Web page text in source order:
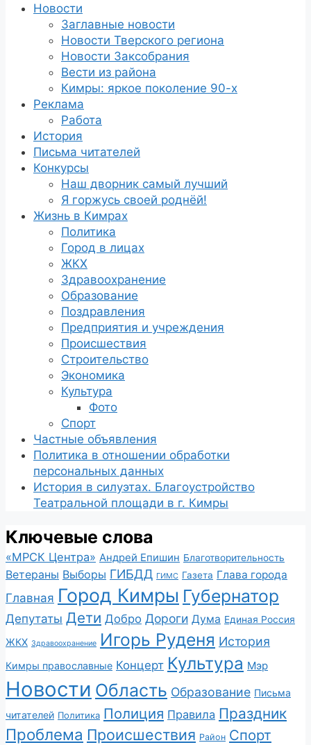
Новости
Заглавные новости
Новости Тверского региона
Новости Заксобрания
Вести из района
Кимры: яркое поколение 90-х
Реклама
Работа
История
Письма читателей
Конкурсы
Наш дворник самый лучший
Я горжусь своей роднёй!
Жизнь в Кимрах
Политика
Город в лицах
ЖКХ
Здравоохранение
Образование
Поздравления
Предприятия и учреждения
Происшествия
Строительство
Экономика
Культура
Фото
Спорт
Частные объявления
Политика в отношении обработки
персональных данных
История в силуэтах. Благоустройство
Театральной площади в г. Кимры
Ключевые слова
«МРСК Центра» Андрей Епишин Благотворительность
Ветераны Выборы ГИБДД ГИМС Газета Глава города
Главная Город Кимры Губернатор
Депутаты Дети Добро Дороги Дума Единая Россия
ЖКХ Здравоохранение Игорь Руденя История
Кимры православные Концерт Культура Мэр
Новости Область Образование Письма
читателей Политика Полиция Правила Праздник
Проблема Происшествия Район Спорт